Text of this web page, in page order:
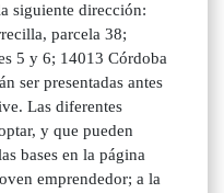
siguiente dirección:
parcela 38;
5 y 6; 14013 Córdoba
ser presentadas antes
Las diferentes
y que pueden
bases en la página
emprendedor; a la